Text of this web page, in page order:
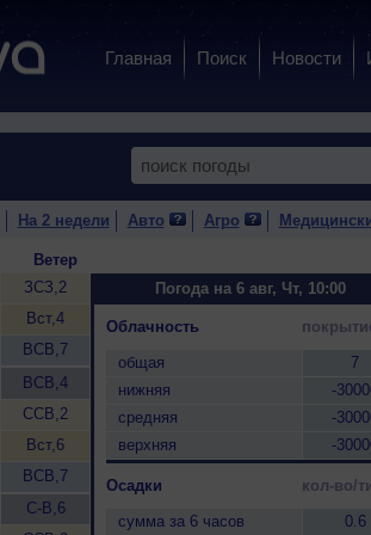
Главная Поиск Новости
На 2 недели Авто Агро
Ветер
ЗСЗ,2
Вст,4
ВСВ,7
ВСВ,4
ССВ,2
Вст,6
ВСВ,7
С-В,6
Погода на 6 авг, Чт, 10:00
Облачность
общая
7
нижняя
-
средняя
-
верхняя
-
Осадки
кол-во/
сумма за 6 часов
0.6